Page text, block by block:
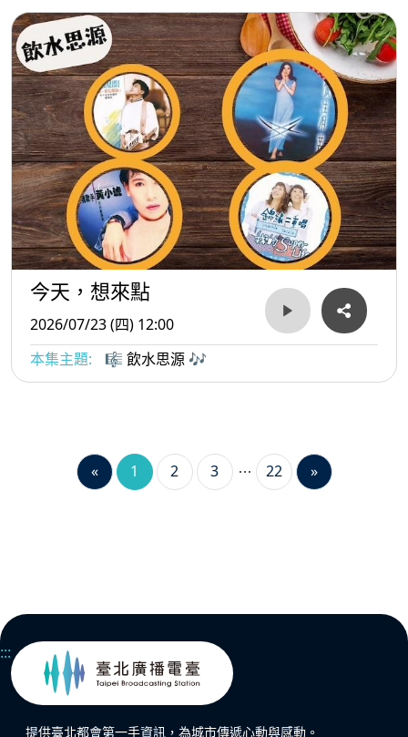
今天，想來點
2026/07/23 (四) 12:00
本集主題:
🎼 飲水思源 🎶
« 1 2 3 22 »
:::
提供臺北都會第一手資訊，為城市傳遞心動與感動。